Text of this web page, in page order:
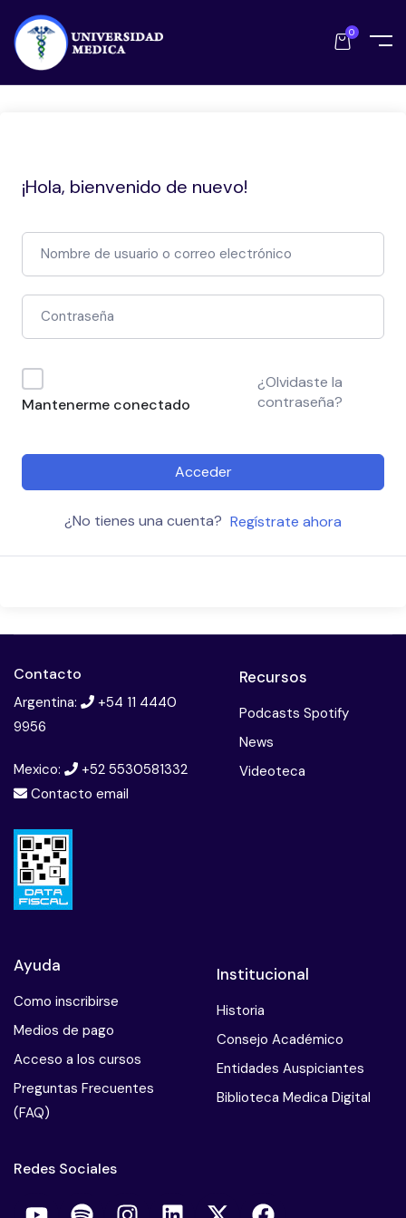
0
¡Hola, bienvenido de nuevo!
Mantenerme conectado
¿Olvidaste la
contraseña?
Acceder
¿No tienes una cuenta? Regístrate ahora
Contacto
Argentina:
+54 11 4440
9956
Mexico:
+52 5530581332
Contacto email
Recursos
Podcasts Spotify
News
Videoteca
Ayuda
Como inscribirse
Medios de pago
Acceso a los cursos
Preguntas Frecuentes
(FAQ)
Institucional
Historia
Consejo Académico
Entidades Auspiciantes
Biblioteca Medica Digital
Redes Sociales